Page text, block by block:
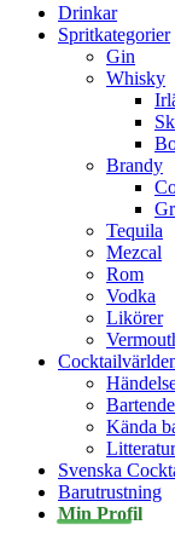
Drinkar
Spritkategorier
Gin
Whisky
Brandy
Tequila
Mezcal
Rom
Vodka
Likörer
Kända
Litteratur
Svenska
Barutrustning
Min Profil